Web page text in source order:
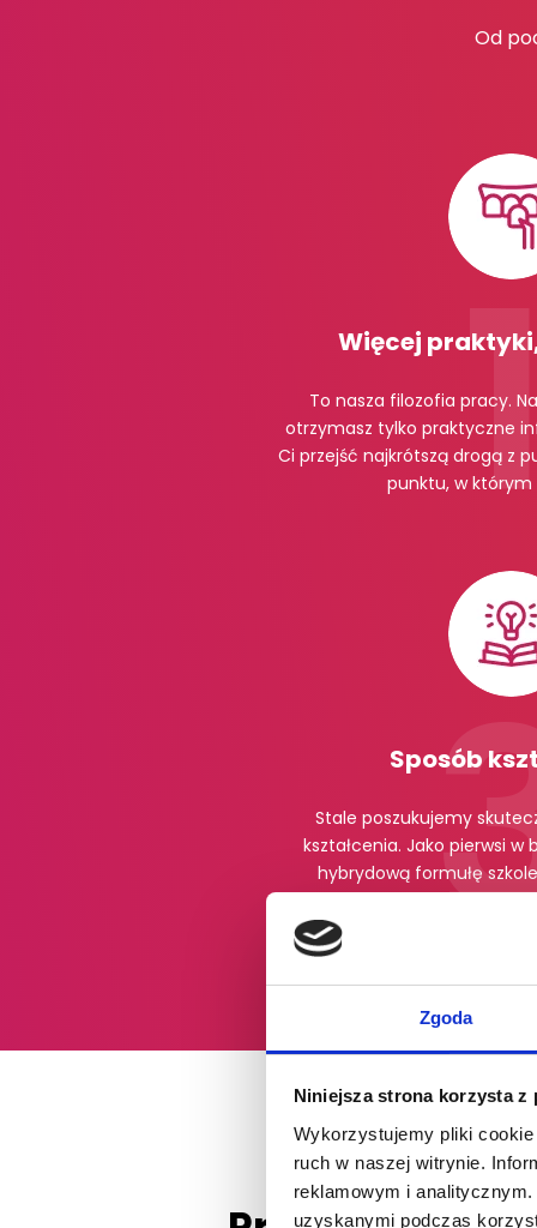
Zgoda
Niniejsza strona korzysta z
Wykorzystujemy pliki
ruch w naszej witrynie.
reklamowym i
uzyskanymi podczas
Od
Więcej
To nasza filozofia pracy.
otrzymasz tylko praktyczne
Ci przejść najkrótszą drogą z
punktu, w którym
Sposób
Stale poszukujemy
kształcenia. Jako pierwsi w
hybrydową formułę